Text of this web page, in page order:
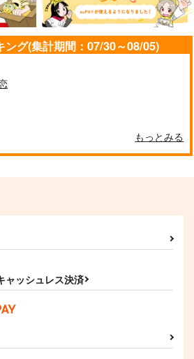
ング(集計期間：07/30～08/05)
もっとみる
ャッシュレス決済